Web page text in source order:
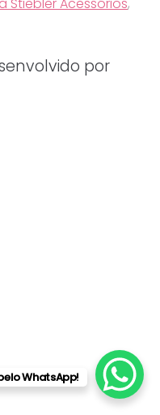
por
WhatsApp!